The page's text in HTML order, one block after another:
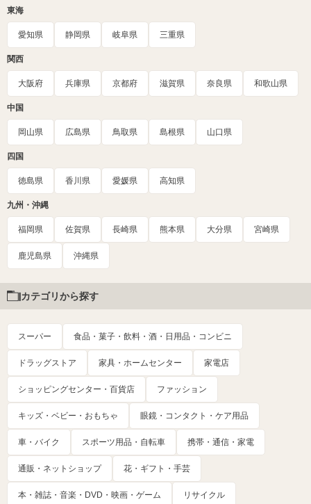
東海
愛知県 静岡県 岐阜県 三重県
関西
大阪府 兵庫県 京都府 滋賀県 奈良県 和歌山県
中国
岡山県 広島県 鳥取県 島根県 山口県
四国
徳島県 香川県 愛媛県 高知県
九州・沖縄
福岡県 佐賀県 長崎県 熊本県 大分県 宮崎県
鹿児島県 沖縄県
カテゴリから探す
スーパー 食品・菓子・飲料・酒・日用品・コンビニ
ドラッグストア 家具・ホームセンター 家電店
ショッピングセンター・百貨店 ファッション
キッズ・ベビー・おもちゃ 眼鏡・コンタクト・ケア用品
車・バイク スポーツ用品・自転車 携帯・通信・家電
通販・ネットショップ 花・ギフト・手芸
本・雑誌・音楽・DVD・映画・ゲーム リサイクル